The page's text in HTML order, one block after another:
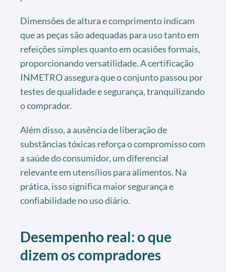
Dimensões de altura e comprimento indicam
que as peças são adequadas para uso tanto em
refeições simples quanto em ocasiões formais,
proporcionando versatilidade. A certificação
INMETRO assegura que o conjunto passou por
testes de qualidade e segurança, tranquilizando
o comprador.
Além disso, a ausência de liberação de
substâncias tóxicas reforça o compromisso com
a saúde do consumidor, um diferencial
relevante em utensílios para alimentos. Na
prática, isso significa maior segurança e
confiabilidade no uso diário.
Desempenho real: o que
dizem os compradores